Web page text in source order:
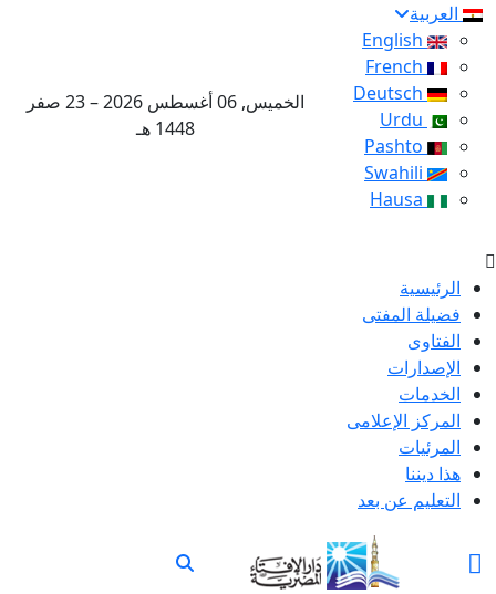
العربية
الخميس, 06 أغسطس 2026 – 23 صفر
1448 هـ
الرئيسية
فضيلة المفتى
الفتاوى
الإصدارات
الخدمات
المركز الإعلامى
المرئيات
هذا ديننا
التعليم عن بعد